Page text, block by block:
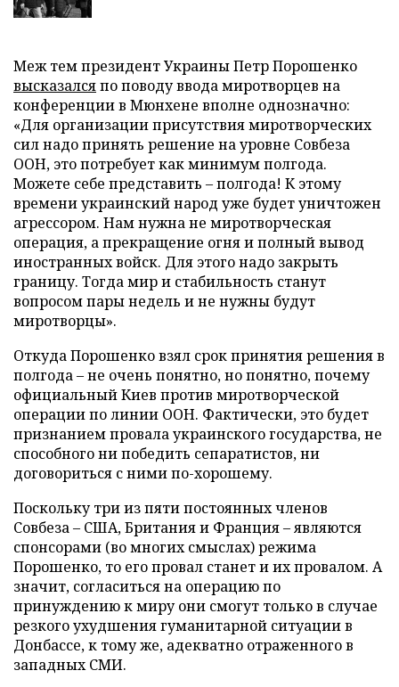
Меж тем президент Украины Петр Порошенко
высказалсяпо поводу ввода миротворцев на
конференции в Мюнхене вполне однозначно:
«Для организации присутствия миротворческих
сил надо принять решение на уровне Совбеза
ООН, это потребует как минимум полгода.
Можете себе представить – полгода! К этому
времени украинский народ уже будет уничтожен
агрессором. Нам нужна не миротворческая
операция, а прекращение огня и полный вывод
иностранных войск. Для этого надо закрыть
границу. Тогда мир и стабильность станут
вопросом пары недель и не нужны будут
миротворцы».
Откуда Порошенко взял срок принятия решения в
полгода – не очень понятно, но понятно, почему
официальный Киев против миротворческой
операции по линии ООН. Фактически, это будет
признанием провала украинского государства, не
способного ни победить сепаратистов, ни
договориться с ними по-хорошему.
Поскольку три из пяти постоянных членов
Совбеза – США, Британия и Франция – являются
спонсорами (во многих смыслах) режима
Порошенко, то его провал станет и их провалом. А
значит, согласиться на операцию по
принуждению к миру они смогут только в случае
резкого ухудшения гуманитарной ситуации в
Донбассе, к тому же, адекватно отраженного в
западных СМИ.